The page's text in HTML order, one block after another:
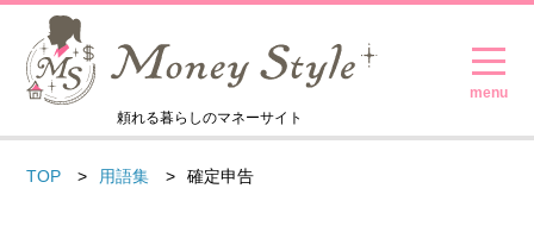
頼れる暮らしのマネーサイト
TOP 用語集 確定申告